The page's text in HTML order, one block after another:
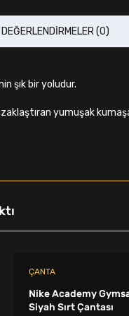
DEĞERLENDIRMELER (0)
şık bir yoludur.
yumuşak
ÇANTA
Nike Academy
Siyah Sırt Çantası